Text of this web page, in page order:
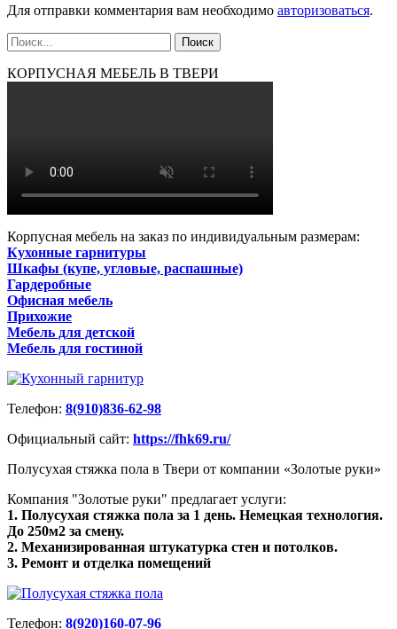
Для отправки комментария вам необходимо авторизоваться.
КОРПУСНАЯ МЕБЕЛЬ В ТВЕРИ
Корпусная мебель на заказ по индивидуальным размерам:
Кухонные гарнитуры
Шкафы (купе, угловые, распашные)
Гардеробные
Офисная мебель
Прихожие
Мебель для детской
Мебель для гостиной
Телефон: 8(910)836-62-98
Официальный сайт: https://fhk69.ru/
Полусухая стяжка пола в Твери от компании «Золотые руки»
Компания "Золотые руки" предлагает услуги:
1. Полусухая стяжка пола за 1 день. Немецкая технология.
До 250м2 за смену.
2. Механизированная штукатурка стен и потолков.
3. Ремонт и отделка помещений
Телефон: 8(920)160-07-96